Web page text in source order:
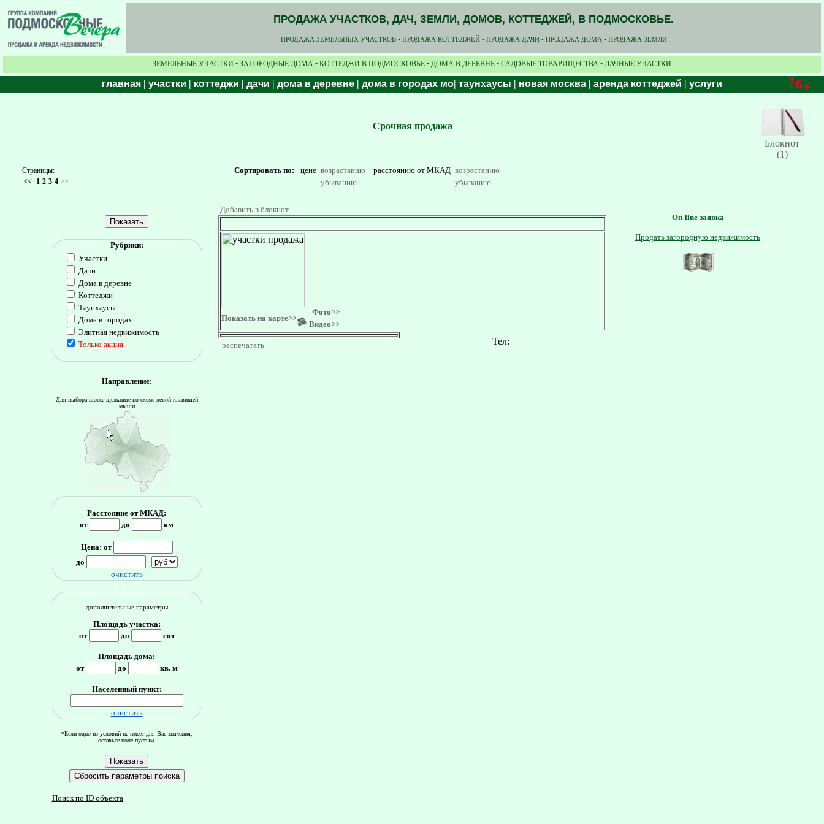
ПРОДАЖА УЧАСТКОВ, ДАЧ, ЗЕМЛИ, ДОМОВ, КОТТЕДЖЕЙ, В ПОДМОСКОВЬЕ.
ПРОДАЖА ЗЕМЕЛЬНЫХ УЧАСТКОВ • ПРОДАЖА КОТТЕДЖЕЙ • ПРОДАЖА ДАЧИ • ПРОДАЖА ДОМА • ПРОДАЖА ЗЕМЛИ
ЗЕМЕЛЬНЫЕ УЧАСТКИ • ЗАГОРОДНЫЕ ДОМА • КОТТЕДЖИ В ПОДМОСКОВЬЕ • ДОМА В ДЕРЕВНЕ • САДОВЫЕ ТОВАРИЩЕСТВА • ДАЧНЫЕ УЧАСТКИ
главная | участки | коттеджи | дачи | дома в деревне | дома в городах мо| таунхаусы | новая москва | аренда коттеджей | услуги
Срочная продажа
Блокнот
(1)
Страницы:
<< 1 2 3 4 >>
Сортировать по: цене возрастанию расстоянию от МКАД возрастанию
убыванию
убыванию
Рубрики:
Участки
Дачи
Дома в деревне
Коттеджи
Таунхаусы
Дома в городах
Элитная недвижимость
Только акция
Направление:
Для выбора шоссе щелкните по схеме левой клавишей
мыши
Расстояние от МКАД:
от
до км
Цена: от
до
очистить
дополнительные параметры
Площадь участка:
от
до сот
Площадь дома:
от
до кв. м
Населенный пункт:
очистить
*Если одно из условий не имеет для Вас значения,
оставьте поле пустым.
Поиск по ID объекта
Добавить в блокнот
Показать на карте>>
Фото>>
Видео>>
распечатать Тел:
On-line заявка
Продать загородную недвижимость